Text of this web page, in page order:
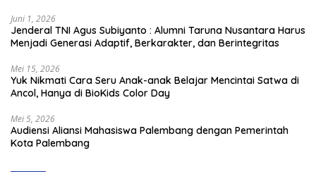
Juni 1, 2026
Jenderal TNI Agus Subiyanto : Alumni Taruna Nusantara Harus
Menjadi Generasi Adaptif, Berkarakter, dan Berintegritas
Mei 15, 2026
Yuk Nikmati Cara Seru Anak-anak Belajar Mencintai Satwa di
Ancol, Hanya di BioKids Color Day
Mei 5, 2026
Audiensi Aliansi Mahasiswa Palembang dengan Pemerintah
Kota Palembang